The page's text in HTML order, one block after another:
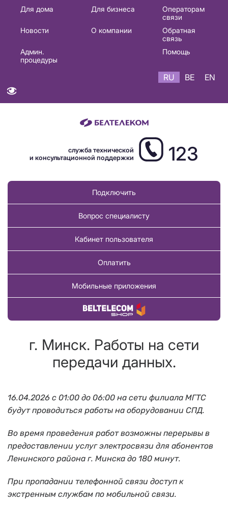
Основная
навигация
Для дома Для бизнеса
Операторам
связи
Новости
О компании
Обратная
связь
Админ.
процедуры
Помощь
RU BE EN
служба технической
и консультационной поддержки
123
Подключить
Вопрос специалисту
Кабинет пользователя
Оплатить
Мобильные приложения
Купить товар
г. Минск. Работы на сети
передачи данных.
16.04.2026 с 01:00 до 06:00 на сети филиала МГТС
будут проводиться работы на оборудовании СПД.
Во время проведения работ возможны перерывы в
предоставлении услуг электросвязи для абонентов
Ленинского района г. Минска до 180 минут.
При пропадании телефонной связи доступ к
экстренным службам по мобильной связи.